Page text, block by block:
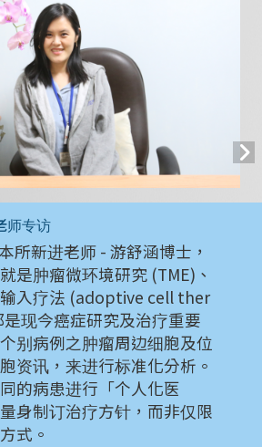
师专访
所新进老师 - 游舒涵博士，
是肿瘤微环境研究 (TME)、
入疗法 (adoptive cell ther
现今癌症研究及治疗重要
别病例之肿瘤周边细胞及位
资讯，来进行标准化分析。
的病患进行「个人化医
身制订治疗方针，而非仅限
式。